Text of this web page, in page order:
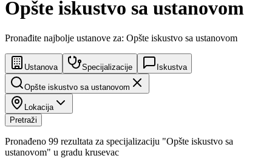
Opšte iskustvo sa ustanovom
Pronađite najbolje ustanove za: Opšte iskustvo sa ustanovom
Ustanova Specijalizacije Iskustva
Opšte iskustvo sa ustanovom
Lokacija
Pretraži
Pronađeno 99 rezultata za specijalizaciju "Opšte iskustvo sa
ustanovom" u gradu krusevac